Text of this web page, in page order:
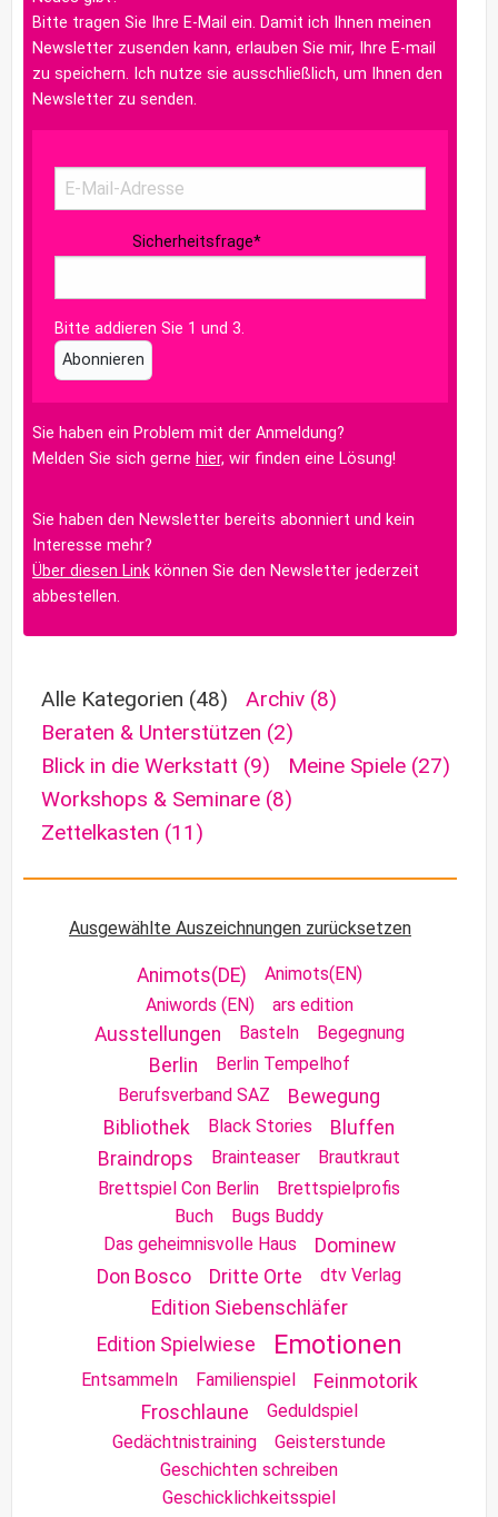
Bitte tragen Sie Ihre E-Mail ein. Damit ich Ihnen meinen
Newsletter zusenden kann, erlauben Sie mir, Ihre E-mail
zu speichern. Ich nutze sie ausschließlich, um Ihnen den
Newsletter zu senden.
Sicherheitsfrage*
Bitte addieren Sie 1 und 3.
Abonnieren
Sie haben ein Problem mit der Anmeldung?
Melden Sie sich gerne hier, wir finden eine Lösung!
Sie haben den Newsletter bereits abonniert und kein
Interesse mehr?
Über diesen Link können Sie den Newsletter jederzeit
abbestellen.
Alle Kategorien (48) Archiv (8)
Beraten & Unterstützen (2)
Blick in die Werkstatt (9) Meine Spiele (27)
Workshops & Seminare (8)
Zettelkasten (11)
Ausgewählte Auszeichnungen zurücksetzen
Animots(DE)
Animots(EN)
Aniwords (EN)
ars edition
Ausstellungen Basteln Begegnung
Berlin
Berlin Tempelhof
Berufsverband SAZ
Bewegung
Bibliothek
Black Stories
Bluffen
Braindrops
Brainteaser
Brautkraut
Brettspiel Con Berlin
Brettspielprofis
Buch
Bugs Buddy
Das geheimnisvolle Haus
Dominew
Don Bosco
Dritte Orte dtv Verlag
Edition Siebenschläfer
Edition Spielwiese
Emotionen
Entsammeln Familienspiel
Feinmotorik
Froschlaune
Geduldspiel
Gedächtnistraining
Geisterstunde
Geschichten schreiben
Geschicklichkeitsspiel